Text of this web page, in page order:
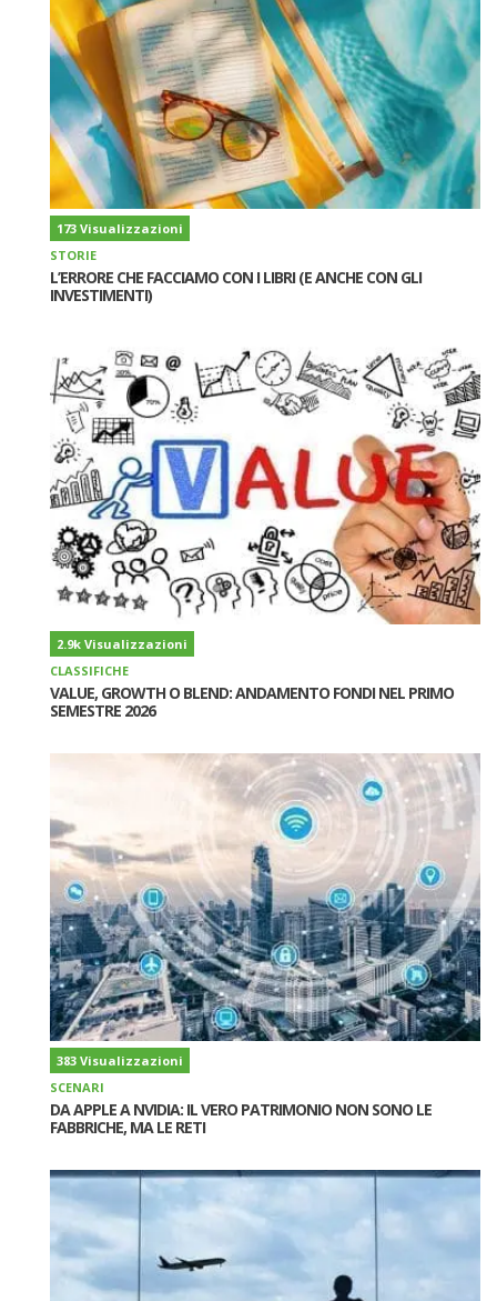
173 Visualizzazioni
STORIE
L’ERRORE CHE FACCIAMO CON I LIBRI (E ANCHE CON GLI
INVESTIMENTI)
2.9k Visualizzazioni
CLASSIFICHE
VALUE, GROWTH O BLEND: ANDAMENTO FONDI NEL PRIMO
SEMESTRE 2026
383 Visualizzazioni
SCENARI
DA APPLE A NVIDIA: IL VERO PATRIMONIO NON SONO LE
FABBRICHE, MA LE RETI